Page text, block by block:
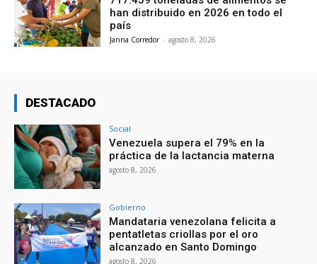
han distribuido en 2026 en todo el
país
Janna Corredor - agosto 8, 2026
DESTACADO
Social
Venezuela supera el 79% en la
práctica de la lactancia materna
agosto 8, 2026
Gobierno
Mandataria venezolana felicita a
pentatletas criollas por el oro
alcanzado en Santo Domingo
agosto 8, 2026